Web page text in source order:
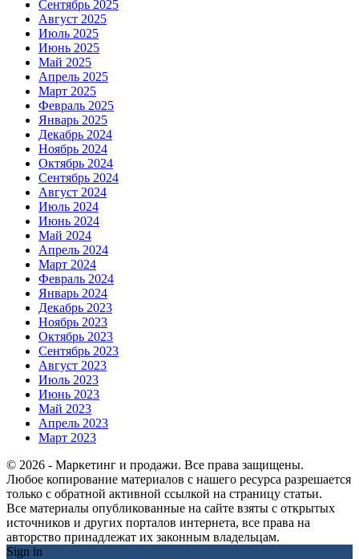
Сентябрь 2025
Август 2025
Июль 2025
Июнь 2025
Май 2025
Апрель 2025
Март 2025
Февраль 2025
Январь 2025
Декабрь 2024
Ноябрь 2024
Октябрь 2024
Сентябрь 2024
Август 2024
Июль 2024
Июнь 2024
Май 2024
Апрель 2024
Март 2024
Февраль 2024
Январь 2024
Декабрь 2023
Ноябрь 2023
Октябрь 2023
Сентябрь 2023
Август 2023
Июль 2023
Июнь 2023
Май 2023
Апрель 2023
Март 2023
© 2026 - Маркетинг и продажи. Все права защищены.
Любое копирование материалов с нашего ресурса разрешается
только с обратной активной ссылкой на страницу статьи.
Все материалы опубликованные на сайте взяты с открытых
источников и других порталов интернета, все права на
авторство принадлежат их законным владельцам.
Sign in